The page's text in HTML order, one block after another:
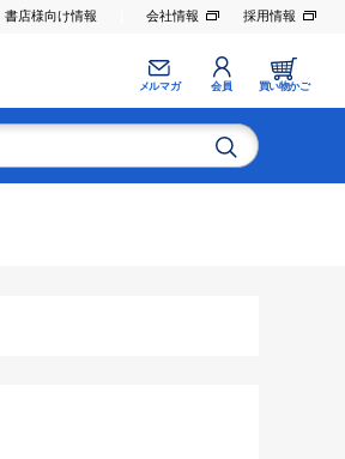
書店様向け情報 会社情報 採用情報
メルマガ 会員 買い物かご